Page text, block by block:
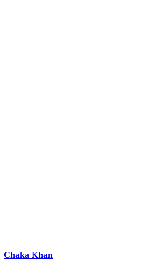
Chaka Khan